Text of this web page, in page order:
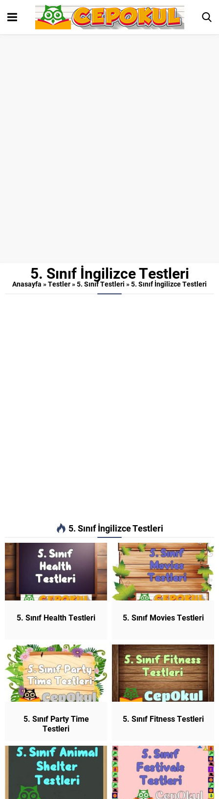
5. Sınıf İngilizce Testleri
Anasayfa »Testler»5. Sınıf Testleri »5. Sınıf İngilizce Testleri
5. Sınıf İngilizce Testleri
5. Sınıf Health Testleri 5. Sınıf Movies Testleri
5. Sınıf Party Time
Testleri
5. Sınıf Fitness Testleri